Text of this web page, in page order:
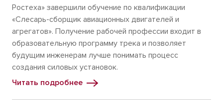
Ростеха» завершили обучение по квалификации
«Слесарь-сборщик авиационных двигателей и
агрегатов». Получение рабочей профессии входит в
образовательную программу трека и позволяет
будущим инженерам лучше понимать процесс
создания силовых установок.
Читать подробнее